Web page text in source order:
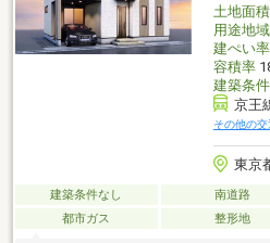
土地面積
用途地域
建ぺい率
容積率
建築条件
京王
その他の交
東京
建築条件なし 南道路
都市ガス
整形地